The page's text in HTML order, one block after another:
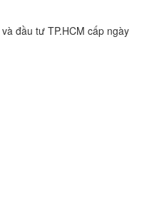
đầu tư TP.HCM cấp ngày